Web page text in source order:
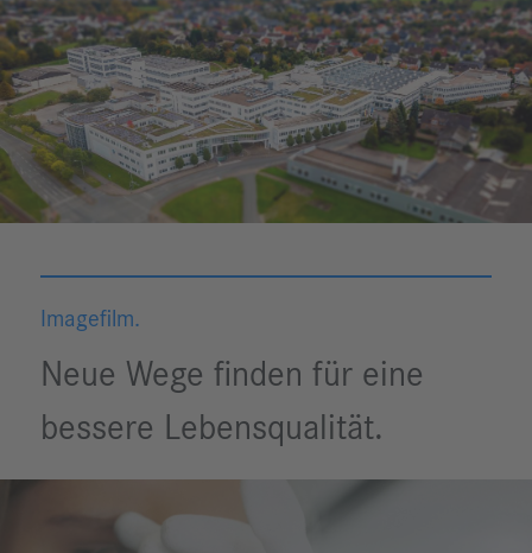
Imagefilm.
Neue Wege finden für eine
bessere Lebensqualität.